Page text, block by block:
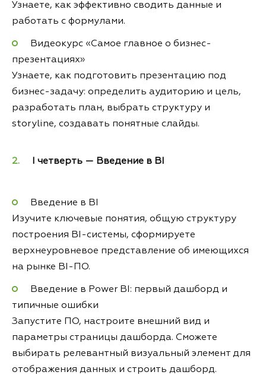
Узнаете, как эффективно сводить данные и
работать с формулами.
Видеокурс «Самое главное о бизнес-
презентациях»
Узнаете, как подготовить презентацию под
бизнес-задачу: определить аудиторию и цель,
разработать план, выбрать структуру и
storyline, создавать понятные слайды.
I четверть — Введение в BI
Введение в BI
Изучите ключевые понятия, общую структуру
построения BI-системы, сформируете
верхнеуровневое представление об имеющихся
на рынке BI-ПО.
Введение в Power BI: первый дашборд и
типичные ошибки
Запустите ПО, настроите внешний вид и
параметры страницы дашборда. Сможете
выбирать релевантный визуальный элемент для
отображения данных и строить дашборд.